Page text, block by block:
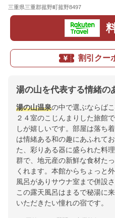
三重県三重郡菰野町菰野8497
割引クー
湯の山を代表する情緒の
湯の山温泉の中で選ぶならば
２４室のこじんまりした旅館
しが嬉しいです。部屋は落ち
は情緒ある和の趣にあふれて
た、彩りある器に盛られた料
群で、地元産の新鮮な食材た
くれます。本館からちょっと
風呂がありサウナ室まで併設
この露天風呂はまるで秘湯に
いただきたい憧れの宿です。